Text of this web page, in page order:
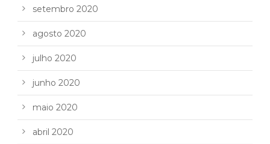
setembro 2020
agosto 2020
julho 2020
junho 2020
maio 2020
abril 2020